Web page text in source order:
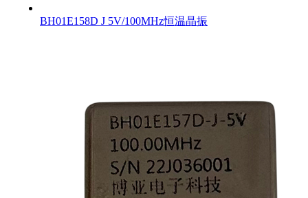
BH01E158D J 5V/100MHz恒温晶振